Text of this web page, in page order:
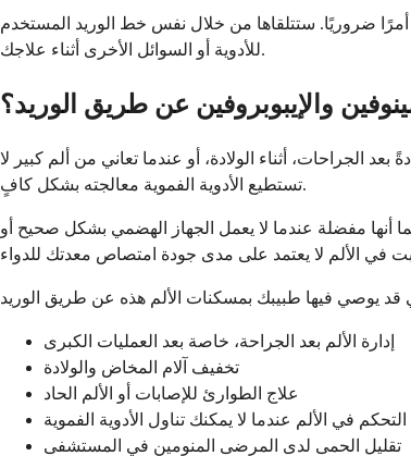
ضروريًا. ستتلقاها من خلال نفس خط الوريد المستخدم
للأدوية أو السوائل الأخرى أثناء علاجك.
والإيبوبروفين عن طريق الوريد؟
الجراحات، أثناء الولادة، أو عندما تعاني من ألم كبير لا
تستطيع الأدوية الفموية معالجته بشكل كافٍ.
أنها مفضلة عندما لا يعمل الجهاز الهضمي بشكل صحيح أو
إدارة الألم بعد الجراحة، خاصة بعد العمليات الكبرى
تخفيف آلام المخاض والولادة
علاج الطوارئ للإصابات أو الألم الحاد
التحكم في الألم عندما لا يمكنك تناول الأدوية الفموية
تقليل الحمى لدى المرضى المنومين في المستشفى